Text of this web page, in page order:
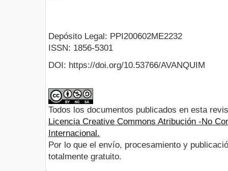
Depósito Legal: PPI200602ME2232
ISSN: 1856-5301
DOI: https://doi.org/10.53766/AVANQUIM
Todos los documentos publicados en esta
Licencia Creative Commons Atribución -No
Internacional.
Por lo que el envío, procesamiento y
totalmente gratuito.